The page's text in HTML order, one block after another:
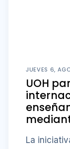
JUEVES 6,
UOH
La